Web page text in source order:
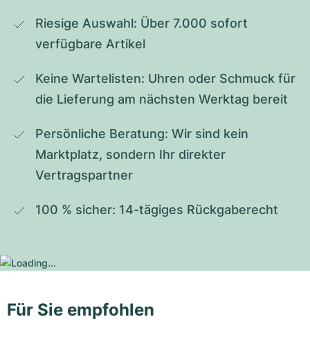
Riesige Auswahl: Über 7.000 sofort
verfügbare Artikel
Keine Wartelisten: Uhren oder Schmuck für
die Lieferung am nächsten Werktag bereit
Persönliche Beratung: Wir sind kein
Marktplatz, sondern Ihr direkter
Vertragspartner
100 % sicher: 14-tägiges Rückgaberecht
Für Sie empfohlen